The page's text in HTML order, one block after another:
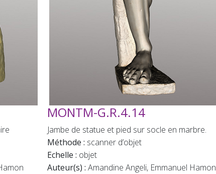
MONTM-G.R.4.14
Jambe de statue et pied sur socle en marbre.
Méthode : scanner d’objet
Echelle : objet
Auteur(s) : Amandine Angeli, Emmanuel Hamon